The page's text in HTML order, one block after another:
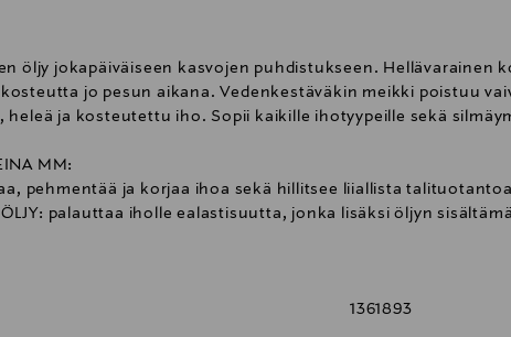
öljy jokapäiväiseen kasvojen puhdistukseen. Hellävarainen
jo pesun aikana. Vedenkestäväkin meikki poistuu
heleä ja kosteutettu iho. Sopii kaikille ihotyypeille sekä
MM:
pehmentää ja korjaa ihoa sekä hillitsee liiallista talituotantoa
palauttaa iholle ealastisuutta, jonka lisäksi öljyn
1361893